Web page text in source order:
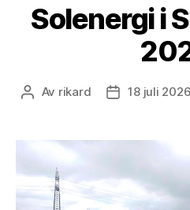
Solenergi i
Inläggsförfattare
Av rikard Inläggsdatum
18 juli 2026